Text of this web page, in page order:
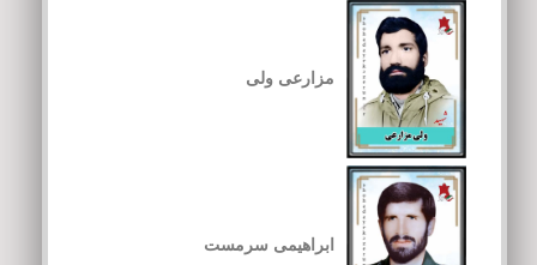
مزارعی ولی
ابراهیمی سرمست